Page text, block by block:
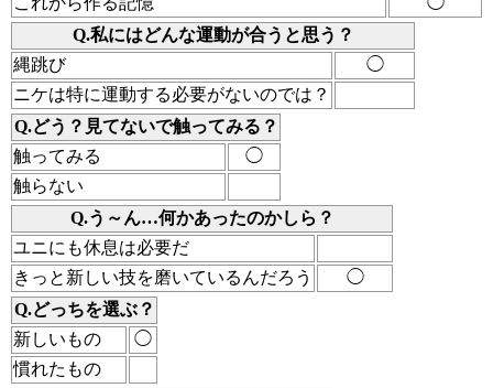
Q.私にはどんな運動が合うと思う？
縄跳び
◯
ニケは特に運動する必要がないのでは？
Q.どう？見てないで触ってみる？
触ってみる
◯
触らない
Q.う～ん…何かあったのかしら？
ユニにも休息は必要だ
きっと新しい技を磨いているんだろう
◯
Q.どっちを選ぶ？
新しいもの
◯
慣れたもの